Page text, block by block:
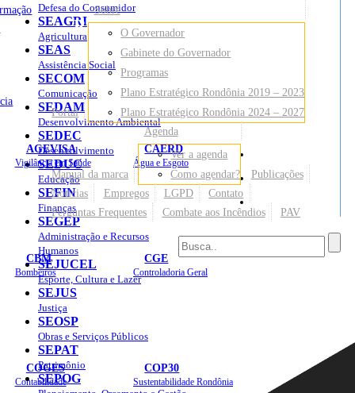
Rondônia
AGEVISA
Vigilância em Saúde
CAERD
Água e Esgoto
CBM
Bombeiros
CGE
Controladoria Geral
COGES
Contabilidade
COP30
Sustentabilidade Rondônia
Sites
Portal
Sobre
O Governador
Gabinete do Governador
Programas
Plano Estratégico Rondônia 2019 – 2023
Plano Estratégico Rondônia 2024 – 2027
Manual da marca
Agenda
Ver a agenda
Como agendar?
Publicações
Notícias
Empregos LGPD
Contato
Perguntas Frequentes
Combate aos Incêndios PAV
Defesa do Consumidor
SEAGRI
Agricultura
SEAS
Assistência Social
SECOM
Comunicação
SEDAM
Desenvolvimento Ambiental
SEDEC
Desenvolvimento
SEDUC
Educação
SEFIN
Finanças
SEGEP
Administração e Recursos
Humanos
SEJUCEL
Esporte, Cultura e Lazer
SEJUS
Justiça
SEOSP
Obras e Serviços Públicos
SEPAT
Patrimônio
SEPOG